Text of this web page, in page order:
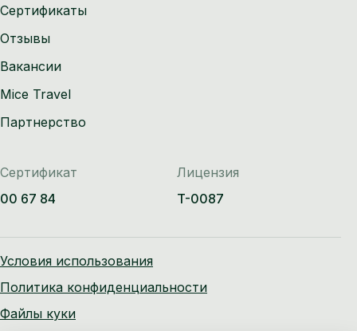
Сертификаты
Отзывы
Вакансии
Mice Travel
Партнерство
Сертификат
00 67 84
Лицензия
T-0087
Условия использования
Политика конфиденциальности
Файлы куки